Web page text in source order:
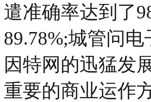
遣准确率达到了
89.78%;城管问
因特网的迅猛发
重要的商业运作